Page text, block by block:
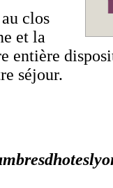
clos
et la
entière
séjour.